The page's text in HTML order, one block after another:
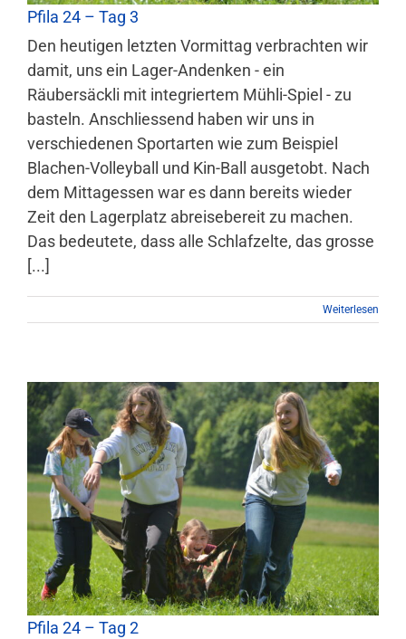
Pfila 24 – Tag 3
Den heutigen letzten Vormittag verbrachten wir
damit, uns ein Lager-Andenken - ein
Räubersäckli mit integriertem Mühli-Spiel - zu
basteln. Anschliessend haben wir uns in
verschiedenen Sportarten wie zum Beispiel
Blachen-Volleyball und Kin-Ball ausgetobt. Nach
dem Mittagessen war es dann bereits wieder
Zeit den Lagerplatz abreisebereit zu machen.
Das bedeutete, dass alle Schlafzelte, das grosse
[...]
Weiterlesen
Pfila 24 – Tag 2